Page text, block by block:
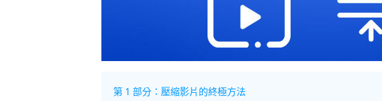
第 1 部分：壓縮影片的終極方法